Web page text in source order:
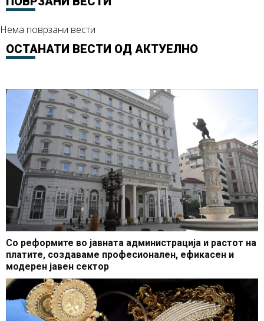
Нема поврзани вести
ОСТАНАТИ ВЕСТИ ОД АКТУЕЛНО
Со реформите во јавната администрација и растот на
платите, создаваме професионален, ефикасен и
модерен јавен сектор